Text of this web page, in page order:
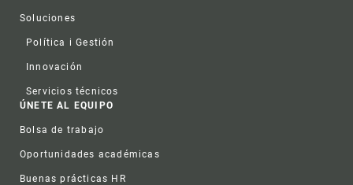
Soluciones
Política i Gestión
Innovación
Servicios técnicos
ÚNETE AL EQUIPO
Bolsa de trabajo
Oportunidades académicas
Buenas prácticas HR